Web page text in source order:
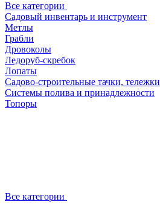
Все категории
Садовый инвентарь и инструмент
Метлы
Грабли
Дровоколы
Ледоруб-скребок
Лопаты
Садово-строительные тачки, тележки
Системы полива и принадлежности
Топоры
Все категории